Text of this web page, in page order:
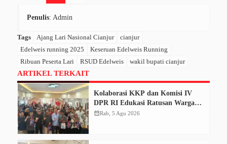
Penulis: Admin
Tags Ajang Lari Nasional Cianjur
cianjur
Edelweis running 2025
Keseruan Edelweis Running
Ribuan Peserta Lari
RSUD Edelweis wakil bupati cianjur
ARTIKEL TERKAIT
Kolaborasi KKP dan Komisi IV
DPR RI Edukasi Ratusan Warga
Cianjur Dorong Konsumsi Ikan
calendar_monthRab, 5 Agu 2026